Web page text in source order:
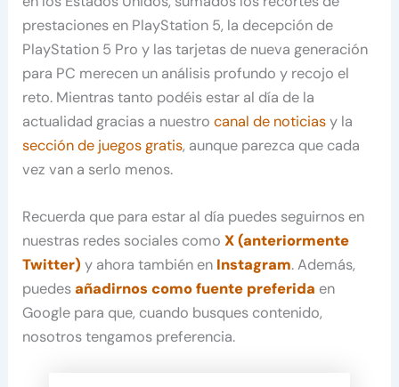
prestaciones en PlayStation 5, la decepción de
PlayStation 5 Pro y las tarjetas de nueva generación
para PC merecen un análisis profundo y recojo el
reto. Mientras tanto podéis estar al día de la
actualidad gracias a nuestrocanal de noticiasy la
sección de juegos gratis, aunque parezca que cada
vez van a serlo menos.
Recuerda que para estar al día puedes seguirnos en
nuestras redes sociales comoX (anteriormente
Twitter) y ahora también en Instagram. Además,
puedesañadirnos como fuente preferida en
Google para que, cuando busques contenido,
nosotros tengamos preferencia.